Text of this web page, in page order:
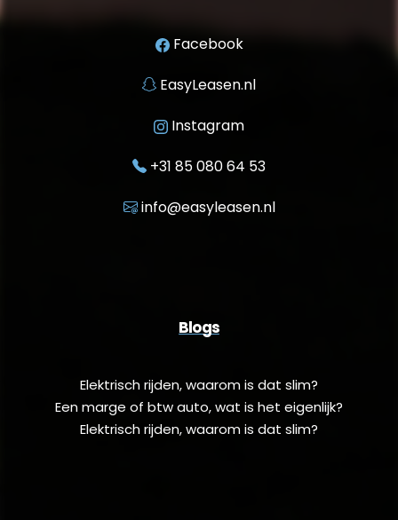
Facebook
EasyLeasen.nl
Instagram
+31 85 080 64 53
info@easyleasen.nl
Blogs
Elektrisch rijden, waarom is dat slim?
Een marge of btw auto, wat is het eigenlijk?
Elektrisch rijden, waarom is dat slim?